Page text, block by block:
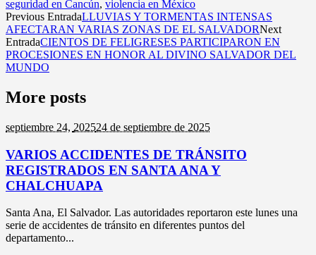
seguridad en Cancún, violencia en México
Previous EntradaLLUVIAS Y TORMENTAS INTENSAS
AFECTARAN VARIAS ZONAS DE EL SALVADORNext
EntradaCIENTOS DE FELIGRESES PARTICIPARON EN
PROCESIONES EN HONOR AL DIVINO SALVADOR DEL
MUNDO
More posts
septiembre 24, 202524 de septiembre de 2025
VARIOS ACCIDENTES DE TRÁNSITO
REGISTRADOS EN SANTA ANA Y
CHALCHUAPA
Santa Ana, El Salvador. Las autoridades reportaron este lunes una
serie de accidentes de tránsito en diferentes puntos del
departamento...